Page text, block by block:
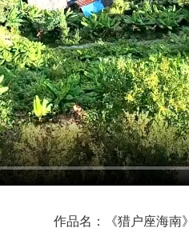
作品名：《猎户座海南》